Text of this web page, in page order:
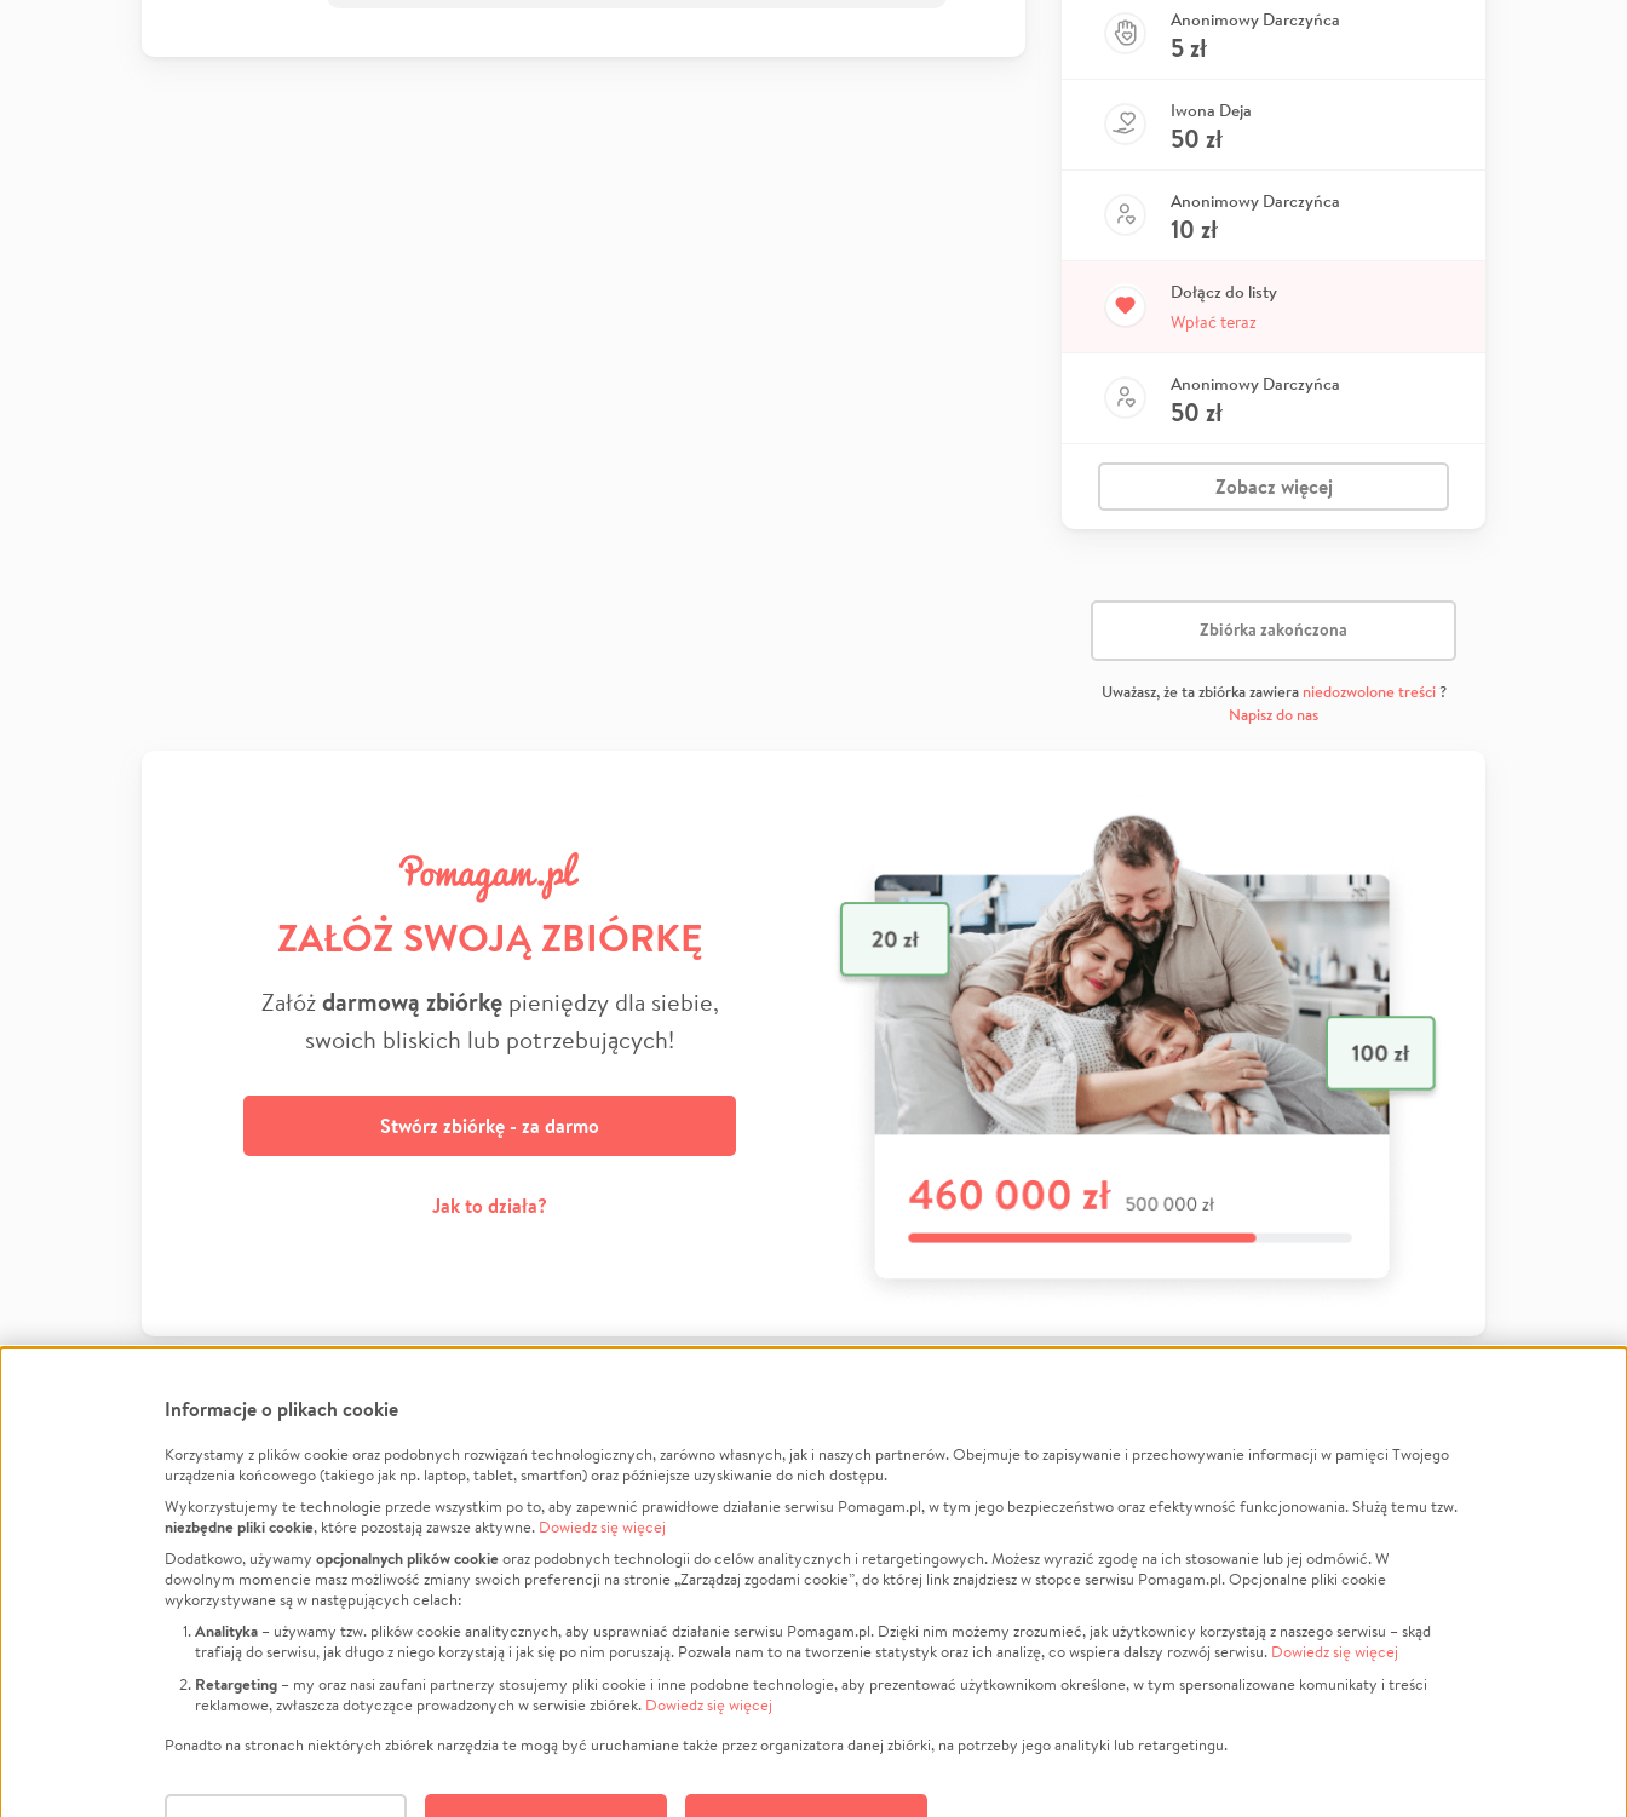
Anonimowy Darczyńca
5zł
Iwona Deja
50 zł
Anonimowy Darczyńca
10 zł
Dołącz do listy
Wpłać teraz
Anonimowy Darczyńca
50 zł
Zobacz więcej
Zbiórka zakończona
Uważasz, że ta zbiórka zawiera niedozwolone treści?
Napisz do nas
ZAŁÓŻ SWOJĄ ZBIÓRKĘ
Załóżdarmową zbiórkępieniędzy dla siebie,
swoich bliskich lub potrzebujących!
Stwórz zbiórkę - za darmo
Jak to działa?
FacebookTwitter Instagram
LinkedInTikTok Youtube
Informacje
Jak to działa?
Regulamin
Polityka Prywatności
Kontakt
Porównanie serwisów
Polityka plików cookie
Zarządzaj zgodami cookie
O nas
Opinie
Raporty
Za darmo
Dla NGO
Fundacja Pomagam.pl
Zbieraj na
Leczenie
Zwierzęta
Pożar
Sport
Pomoc Finansowa
Pogrzeb
LGBTQ+
Powódź
Wichura
Religia
Edukacja
Informacje o plikach cookie
Korzystamy z plików cookie oraz podobnych rozwiązań technologicznych, zarówno własnych, jak i naszych partnerów. Obejmuje to zapisywanie i przechowywanie informacji w pamięci Twojego
urządzenia końcowego (takiego jak np. laptop, tablet, smartfon) oraz późniejsze uzyskiwanie do nich dostępu.
Wykorzystujemy te technologie przede wszystkim po to, aby zapewnić prawidłowe działanie serwisu Pomagam.pl, w tym jego bezpieczeństwo oraz efektywność funkcjonowania. Służą temu tzw.
niezbędne pliki cookie, które pozostają zawsze aktywne. Dowiedz się więcej
Dodatkowo, używamy opcjonalnych plików cookieoraz podobnych technologii do celów analitycznych i retargetingowych. Możesz wyrazić zgodę na ich stosowanie lub jej odmówić. W
dowolnym momencie masz możliwość zmiany swoich preferencji na stronie „Zarządzaj zgodami cookie”, do której link znajdziesz w stopce serwisu Pomagam.pl. Opcjonalne pliki cookie
wykorzystywane są w następujących celach:
Analityka – używamy tzw. plików cookie analitycznych, aby usprawniać działanie serwisu Pomagam.pl. Dzięki nim możemy zrozumieć, jak użytkownicy korzystają z naszego serwisu – skąd
trafiają do serwisu, jak długo z niego korzystają i jak się po nim poruszają. Pozwala nam to na tworzenie statystyk oraz ich analizę, co wspiera dalszy rozwój serwisu. Dowiedz się więcej
Retargeting – my oraz nasi zaufani partnerzy stosujemy pliki cookie i inne podobne technologie, aby prezentować użytkownikom określone, w tym spersonalizowane komunikaty i treści
reklamowe, zwłaszcza dotyczące prowadzonych w serwisie zbiórek. Dowiedz się więcej
Ponadto na stronach niektórych zbiórek narzędzia te mogą być uruchamiane także przez organizatora danej zbiórki, na potrzeby jego analityki lub retargetingu.